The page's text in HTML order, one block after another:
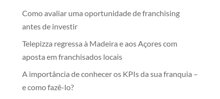
Como avaliar uma oportunidade de franchising
antes de investir
Telepizza regressa à Madeira e aos Açores com
aposta em franchisados locais
A importância de conhecer os KPIs da sua franquia –
e como fazê-lo?